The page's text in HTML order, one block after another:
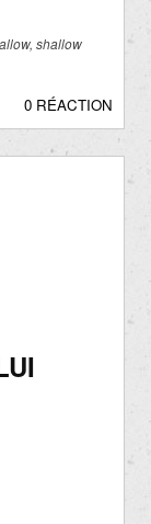
shallow
0 RÉACTION